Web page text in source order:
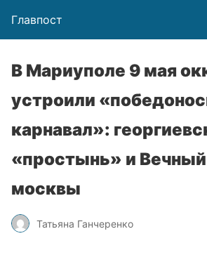
Главпост
В Мариуполе 9 мая
устроили
карнавал»:
«простынь» и Вечный
москвы
Татьяна Ганчеренко